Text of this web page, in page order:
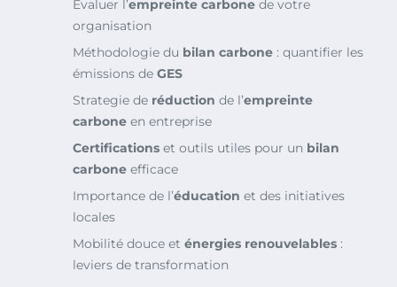
Évaluer l’empreinte carbone de votre
organisation
Méthodologie du bilan carbone : quantifier les
émissions de GES
Strategie de réduction de l’empreinte
carbone en entreprise
Certifications et outils utiles pour un bilan
carbone efficace
Importance de l’éducation et des initiatives
locales
Mobilité douce et énergies renouvelables :
leviers de transformation